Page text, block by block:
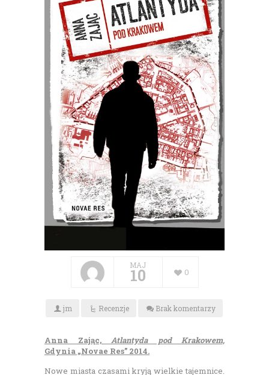
MAJ
10 0
jm Recenzje Brak komentarzy
Anna Zając, Atlantyda pod Krakowem,
Gdynia „Novae Res” 2014.
Nowe miasta czasami kryją wielkie tajemnice.